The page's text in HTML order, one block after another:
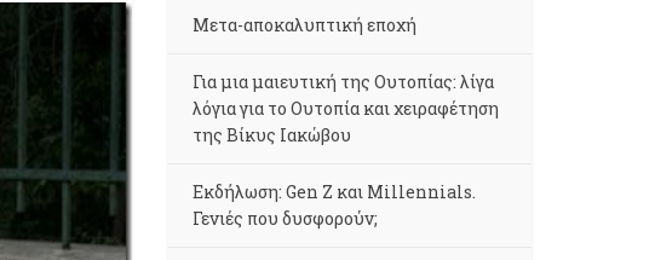
Μετα-αποκαλυπτική εποχή
Για μια μαιευτική της Ουτοπίας: λίγα
λόγια για το Ουτοπία και χειραφέτηση
της Βίκυς Ιακώβου
Εκδήλωση: Gen Z και Millennials.
Γενιές που δυσφορούν;